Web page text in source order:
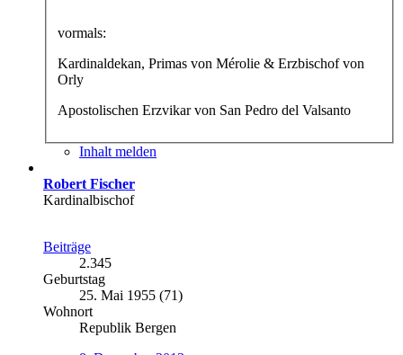
vormals:
Kardinaldekan, Primas von Mérolie & Erzbischof von
Orly
Apostolischen Erzvikar von San Pedro del Valsanto
Inhalt melden
Robert Fischer
Kardinalbischof
Beiträge
2.345
Geburtstag
25. Mai 1955 (71)
Wohnort
Republik Bergen